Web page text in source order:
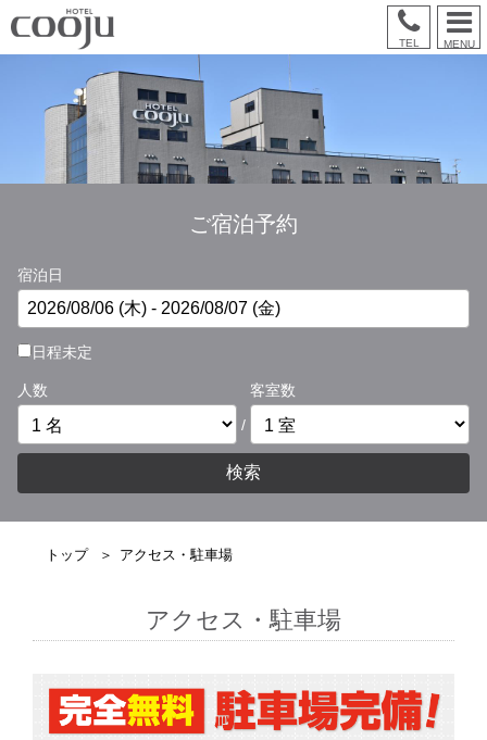
TEL MENU
ご宿泊予約
宿泊日
日程未定
人数
/
客室数
検索
トップ アクセス・駐車場
アクセス・駐車場